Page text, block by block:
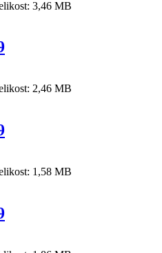
3,46 MB
2,46 MB
1,58 MB